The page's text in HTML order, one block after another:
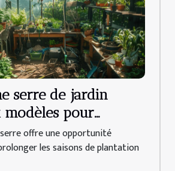
serre de jardin
modèles pour
l'année
offre une opportunité
les saisons de plantation